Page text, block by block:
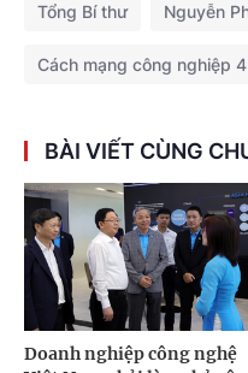
Tổng Bí thư Nguyễn
Cách mạng công nghiệp
BÀI VIẾT CÙNG
Doanh nghiệp công nghệ